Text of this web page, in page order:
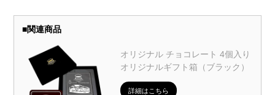
■関連商品
オリジナル チョコレート 4個入り
オリジナルギフト箱（ブラック）
詳細はこちら